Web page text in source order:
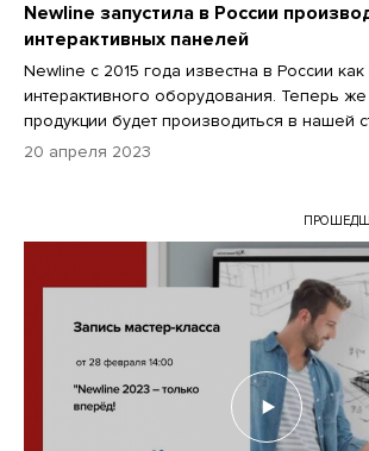
Newline запустила в России
интерактивных панелей
Newline с 2015 года известна в России
интерактивного оборудования. Теперь же
продукции будет производиться в нашей
20 апреля 2023